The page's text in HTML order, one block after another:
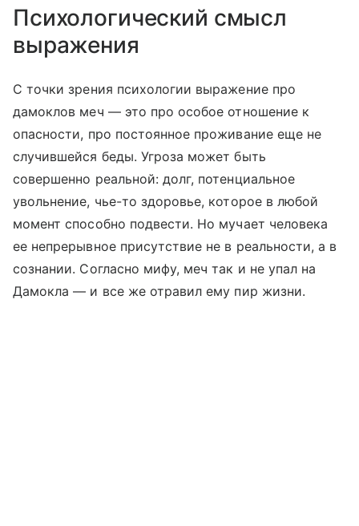
Психологический смысл
выражения
С точки зрения психологии выражение про
дамоклов меч — это про особое отношение к
опасности, про постоянное проживание еще не
случившейся беды. Угроза может быть
совершенно реальной: долг, потенциальное
увольнение, чье-то здоровье, которое в любой
момент способно подвести. Но мучает человека
ее непрерывное присутствие не в реальности, а в
сознании. Согласно мифу, меч так и не упал на
Дамокла — и все же отравил ему пир жизни.